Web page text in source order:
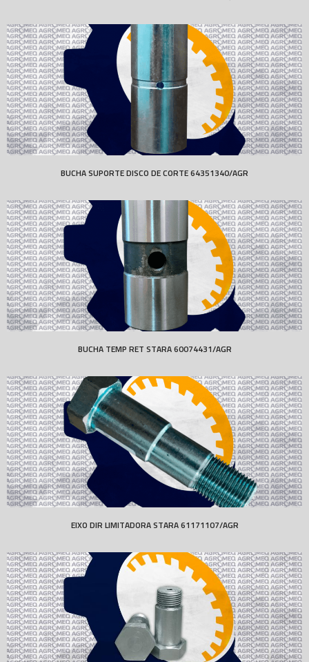
BUCHA SUPORTE DISCO DE CORTE 64351340/AGR
BUCHA TEMP RET STARA 60074431/AGR
EIXO DIR LIMITADORA STARA 61171107/AGR